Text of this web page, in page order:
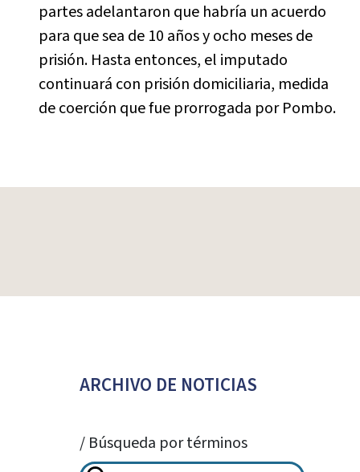
partes adelantaron que habría un acuerdo
para que sea de 10 años y ocho meses de
prisión. Hasta entonces, el imputado
continuará con prisión domiciliaria, medida
de coerción que fue prorrogada por Pombo.
ARCHIVO DE NOTICIAS
/ Búsqueda por términos